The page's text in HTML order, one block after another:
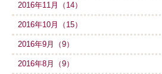
2016年11月（14）
2016年10月（15）
2016年9月（9）
2016年8月（9）